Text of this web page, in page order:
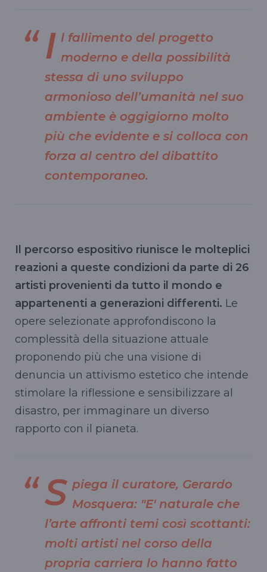
I l fallimento del progetto
moderno e della possibilità
stessa di uno sviluppo
armonioso dell’umanità nel suo
ambiente è oggigiorno molto
più che evidente e si colloca con
forza al centro del dibattito
contemporaneo.
Il percorso espositivo riunisce le molteplici
reazioni a queste condizioni da parte di 26
artisti provenienti da tutto il mondo e
appartenenti a generazioni differenti. Le
opere selezionate approfondiscono la
complessità della situazione attuale
proponendo più che una visione di
denuncia un attivismo estetico che intende
stimolare la riflessione e sensibilizzare al
disastro, per immaginare un diverso
rapporto con il pianeta.
S piega il curatore, Gerardo
Mosquera: "E' naturale che
l’arte affronti temi così scottanti:
molti artisti nel corso della
propria carriera lo hanno fatto